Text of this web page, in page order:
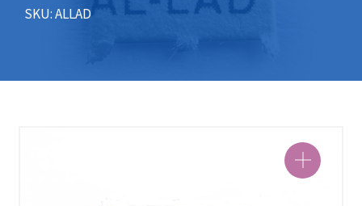
SKU: ALLAD